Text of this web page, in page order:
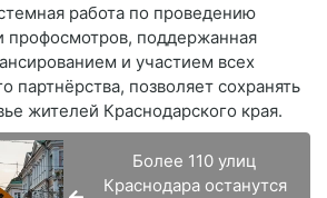
работа по проведению
профосмотров, поддержанная
и участием всех
партнёрства, позволяет сохранять
жителей Краснодарского края.
Более 110 улиц
Краснодара останутся